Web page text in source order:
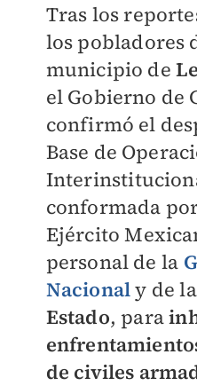
Tras los
los pobladores
municipio de
el Gobierno de
confirmó el
Base de
conformada
Ejército
personal de la
Nacionaly de la
Estado, para
de civiles